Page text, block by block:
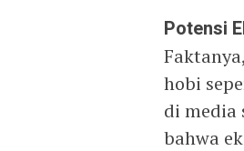
Potensi
hobi
di media
bahwa